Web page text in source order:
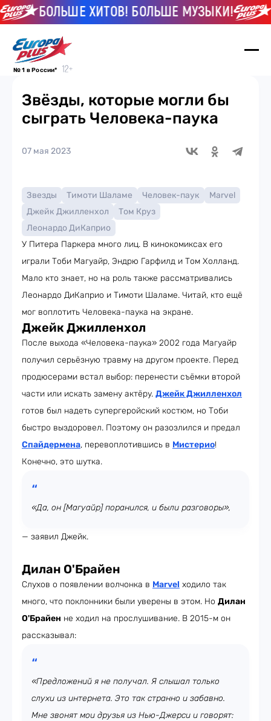
БОЛЬШЕ ХИТОВ! БОЛЬШЕ МУЗЫКИ!
№ 1 в России*
Звёзды, которые могли бы
сыграть Человека-паука
07 мая 2023
Звезды Тимоти Шаламе Человек-паук
Marvel
Джейк Джилленхол
Том Круз
Леонардо ДиКаприо
У Питера Паркера много лиц. В кинокомиксах его
играли Тоби Магуайр, Эндрю Гарфилд и Том Холланд.
Мало кто знает, но на роль также рассматривались
Леонардо ДиКаприо и Тимоти Шаламе. Читай, кто ещё
мог воплотить Человека-паука на экране.
Джейк Джилленхол
После выхода «Человека-паука» 2002 года Магуайр
получил серьёзную травму на другом проекте. Перед
продюсерами встал выбор: перенести съёмки второй
части или искать замену актёру. Джейк Джилленхол
готов был надеть супергеройский костюм, но Тоби
быстро выздоровел. Поэтому он разозлился и предал
Спайдермена, перевоплотившись в Мистерио!
Конечно, это шутка.
«Да, он [Магуайр] поранился, и были разговоры»,
— заявил Джейк.
Дилан О'Брайен
Слухов о появлении волчонка в Marvel ходило так
много, что поклонники были уверены в этом. Но Дилан
О'Брайен не ходил на прослушивание. В 2015-м он
рассказывал:
«Предложений я не получал. Я слышал только
слухи из интернета. Это так странно и забавно.
Мне звонят мои друзья из Нью-Джерси и говорят: